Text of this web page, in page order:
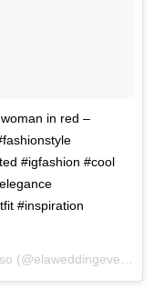
in red –
#igfashion #cool
#inspiration